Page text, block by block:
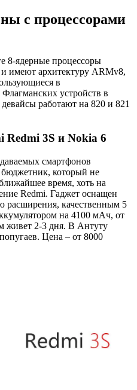
с процессорами
8-ядерные процессоры
имеют архитектуру ARMv8,
в
устройств в
работают на 820 и 821
Redmi 3S и Nokia 6
смартфонов
который не
время, хоть на
Redmi. Гаджет оснащен
расширения, качественным 5
на 4100 мАч, от
живет 2-3 дня. В Антуту
Цена – от 8000